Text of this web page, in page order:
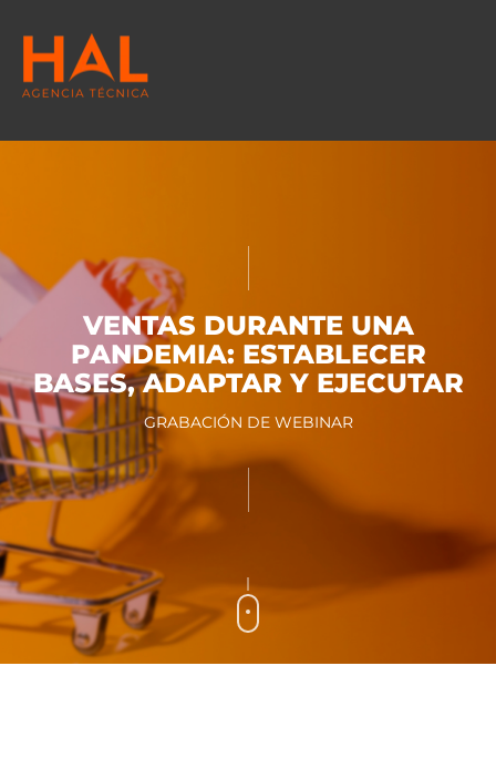
VENTAS DURANTE UNA
PANDEMIA: ESTABLECER
BASES, ADAPTAR Y EJECUTAR
GRABACIÓN DE WEBINAR